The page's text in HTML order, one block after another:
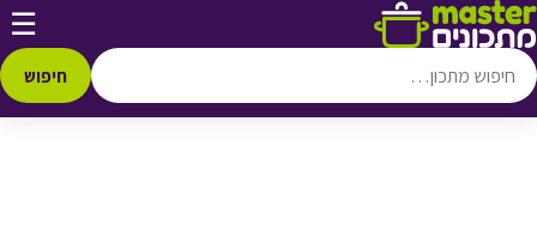
דלג לתוכן ☰
חיפוש
♥ הוספה